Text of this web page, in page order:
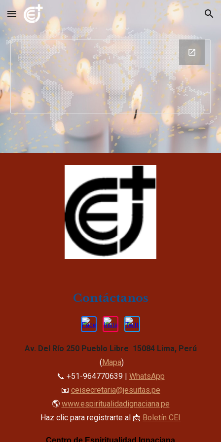
Skip to main content Skip to navigation
Contáctanos
Av. Del Río 250 Pueblo Libre 15084 Lima, Perú
(Mapa)
📞 +51-964770639 | WhatsApp
📧 ceisecretaria@jesuitas.pe
🌎 www.espiritualidadignaciana.pe
Haz clic para registrarte al 📩 Boletín CEI
Centro de Espiritualidad Ignaciana